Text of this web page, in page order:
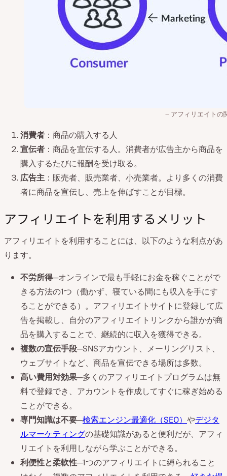
アフィリエイトの
消費者 ：商品の購入する人
宣伝者 ：商品を宣伝する人。消費者が広告主から商品を
購入するたびに報酬を受け取る。
広告主 ：販売者、販売業者、小売業者。より多くの消費
者に商品を宣伝し、売上を伸ばすことが目標。
アフィリエイトを利用するメリット
アフィリエイトを利用することには、以下のような利点があ
ります。
不労所得─オンラインで最も手軽にお金を稼ぐことがで
きる方法の1つ（働かず、寝ている間にも収入を手にす
ることができる）。アフィリエイトサイトに登録して広
告を掲載し、自分のアフィリエイトリンクから誰かが商
品を購入することで、継続的に収入を獲得できる。
複数の宣伝手段─SNSアカウント、メーリングリスト、
ウェブサイトなど、商品を宣伝できる場所は多数。
高い費用対効果─多くのアフィリエイトプログラムは無
料で登録でき、アカウントを作成してすぐに稼ぎ始める
ことができる。
専門知識は不要─検索エンジン最適化（SEO） やデジタ
ルマーケティングの基礎知識があると便利だが、アフィ
リエイトを利用しながら学ぶことができる。
利便性と柔軟性─1つのアフィリエイトに縛られること